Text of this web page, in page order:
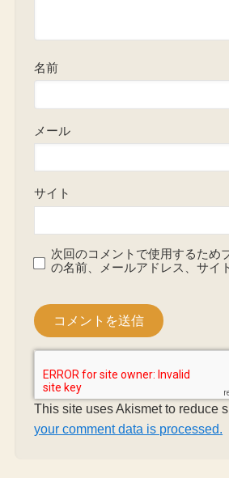
名前
メール
サイト
次回のコメントで使用するため
の名前、メールアドレス、サイ
This site uses Akismet to reduce
your comment data is processed.